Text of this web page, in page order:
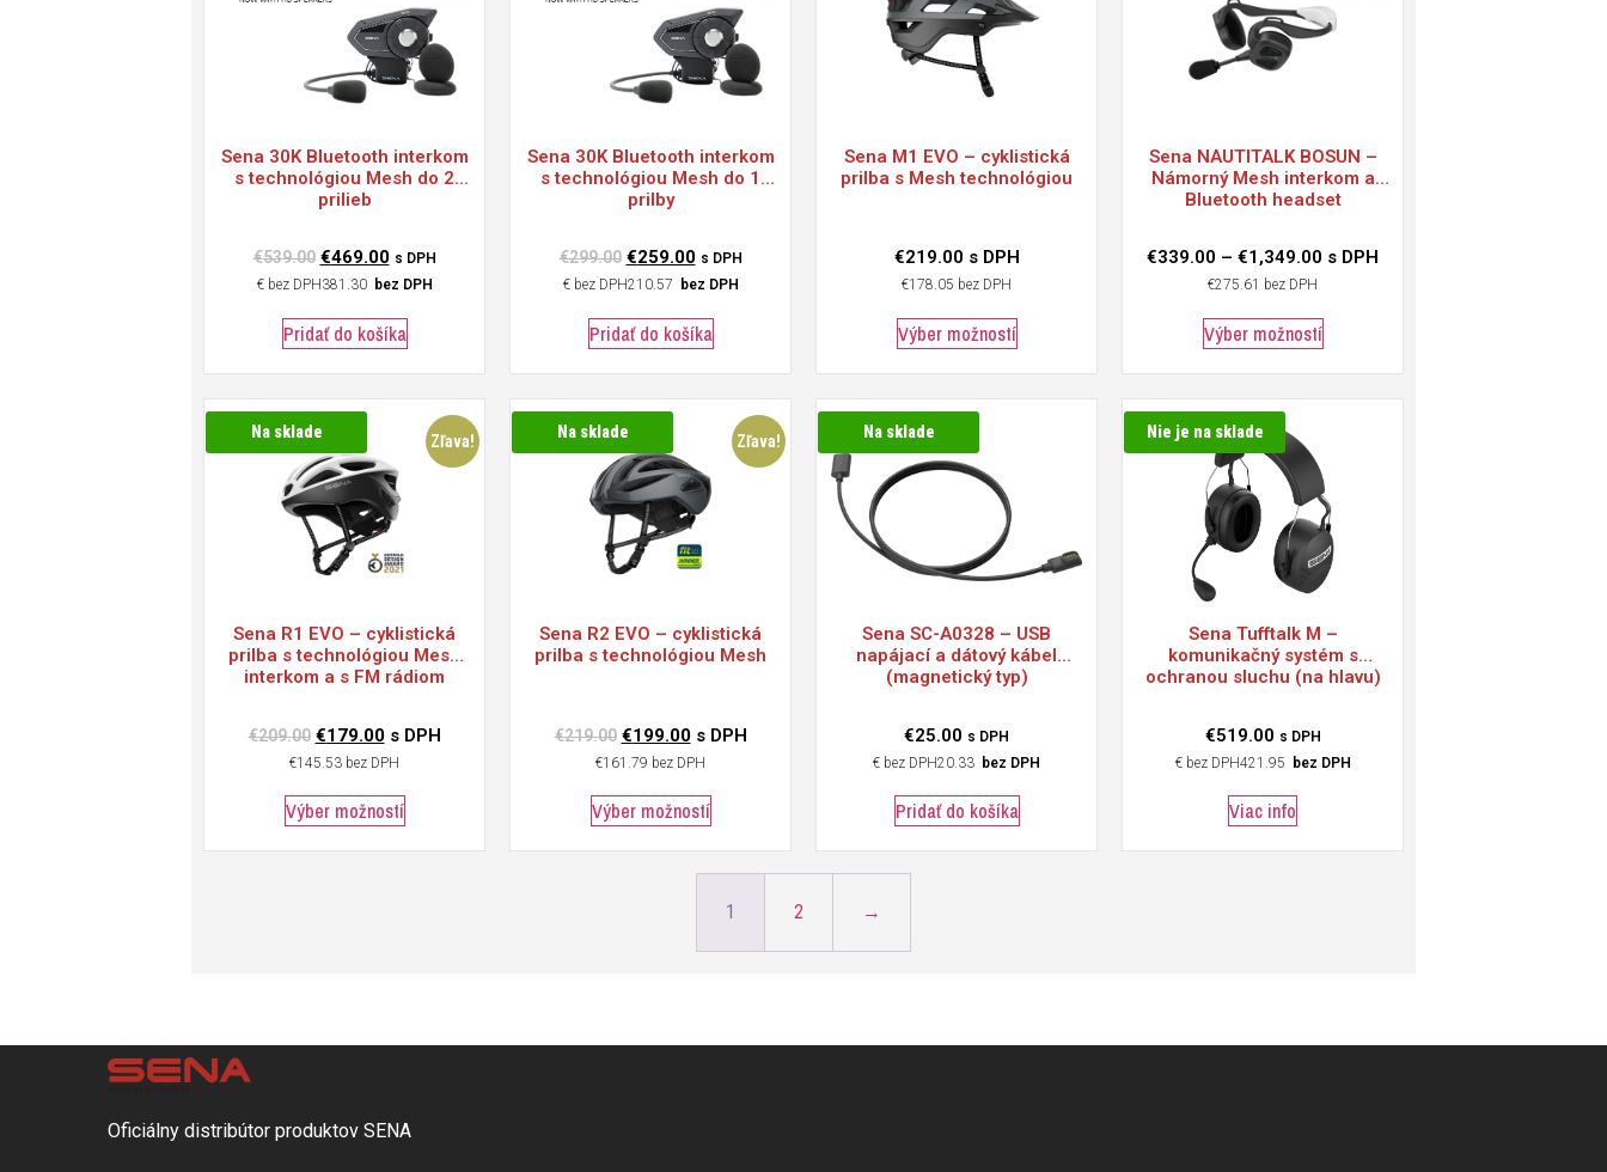
Sena 30K Bluetooth interkom
s technológiou Mesh do 2
prilieb
€539.00 €469.00 s DPH
€
381.30 bez DPH
Pridať do košíka
Sena 30K Bluetooth interkom
s technológiou Mesh do 1
prilby
€299.00 €259.00 s DPH
€
210.57 bez DPH
Pridať do košíka
Sena M1 EVO – cyklistická
prilba s Mesh technológiou
€219.00 s DPH
€178.05 bez DPH
Výber možností
Sena NAUTITALK BOSUN –
Námorný Mesh interkom a
Bluetooth headset
€339.00 – €1,349.00 s DPH
€275.61 bez DPH
Výber možností
Zľava!
Na sklade
Sena R1 EVO – cyklistická
prilba s technológiou Mesh
interkom a s FM rádiom
€209.00 €179.00s DPH
€145.53 bez DPH
Výber možností
Zľava!
Na sklade
Sena R2 EVO – cyklistická
prilba s technológiou Mesh
€219.00 €199.00s DPH
€161.79 bez DPH
Výber možností
Na sklade
Sena SC-A0328 – USB
napájací a dátový kábel
(magnetický typ)
€25.00 s DPH
€
20.33 bez DPH
Pridať do košíka
Nie je na sklade
Sena Tufftalk M –
komunikačný systém s
ochranou sluchu (na hlavu)
€519.00 s DPH
€
421.95 bez DPH
Viac info
1 2 →
Oficiálny distribútor produktov SENA